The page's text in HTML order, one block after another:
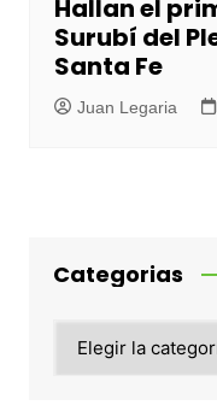
Hallan el
Surubí del
Santa Fe
Juan Legaria
Categorias